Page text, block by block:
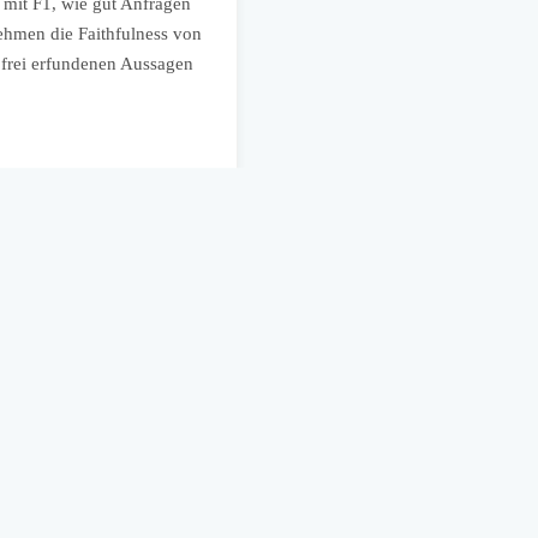
die Faithfulness von
erfundenen Aussagen